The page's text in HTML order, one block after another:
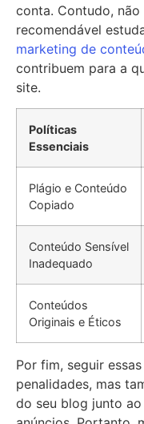
conta. Contudo,
recomendável
marketing de
contribuem para a
site.
Políticas
Essenciais
Plágio e Conteúdo
Copiado
Conteúdo Sensível
Inadequado
Conteúdos
Originais e Éticos
Por fim, seguir
penalidades, mas
do seu blog junto